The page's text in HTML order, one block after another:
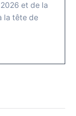
et de la
la tête de